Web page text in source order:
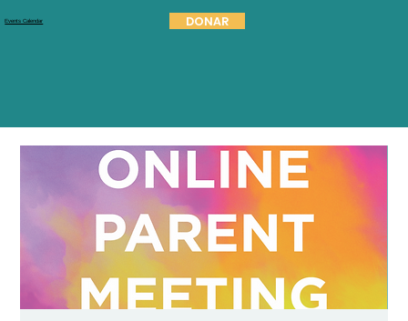
DONAR
Events Calendar